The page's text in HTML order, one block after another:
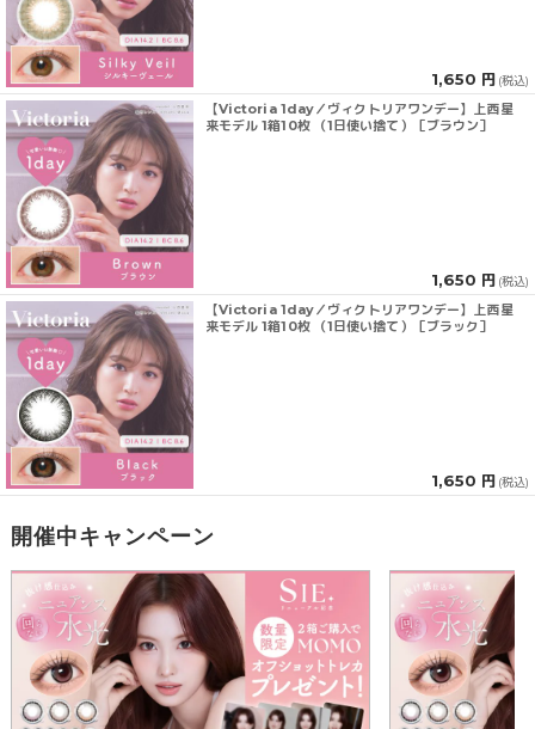
1,650 円 (税込)
【Victoria 1day／ヴィクトリアワンデー】上西星
来モデル 1箱10枚 （1日使い捨て）［ブラウン］
1,650 円 (税込)
【Victoria 1day／ヴィクトリアワンデー】上西星
来モデル 1箱10枚 （1日使い捨て）［ブラック］
1,650 円 (税込)
開催中キャンペーン